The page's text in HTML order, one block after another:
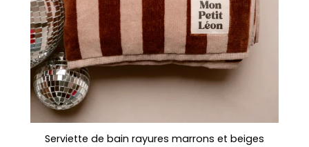
Serviette de bain rayures marrons et beiges